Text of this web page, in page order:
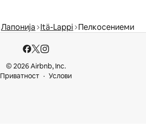
Лапонија Itä-Lappi Пелкосениеми
© 2026 Airbnb, Inc.
Приватност
Услови